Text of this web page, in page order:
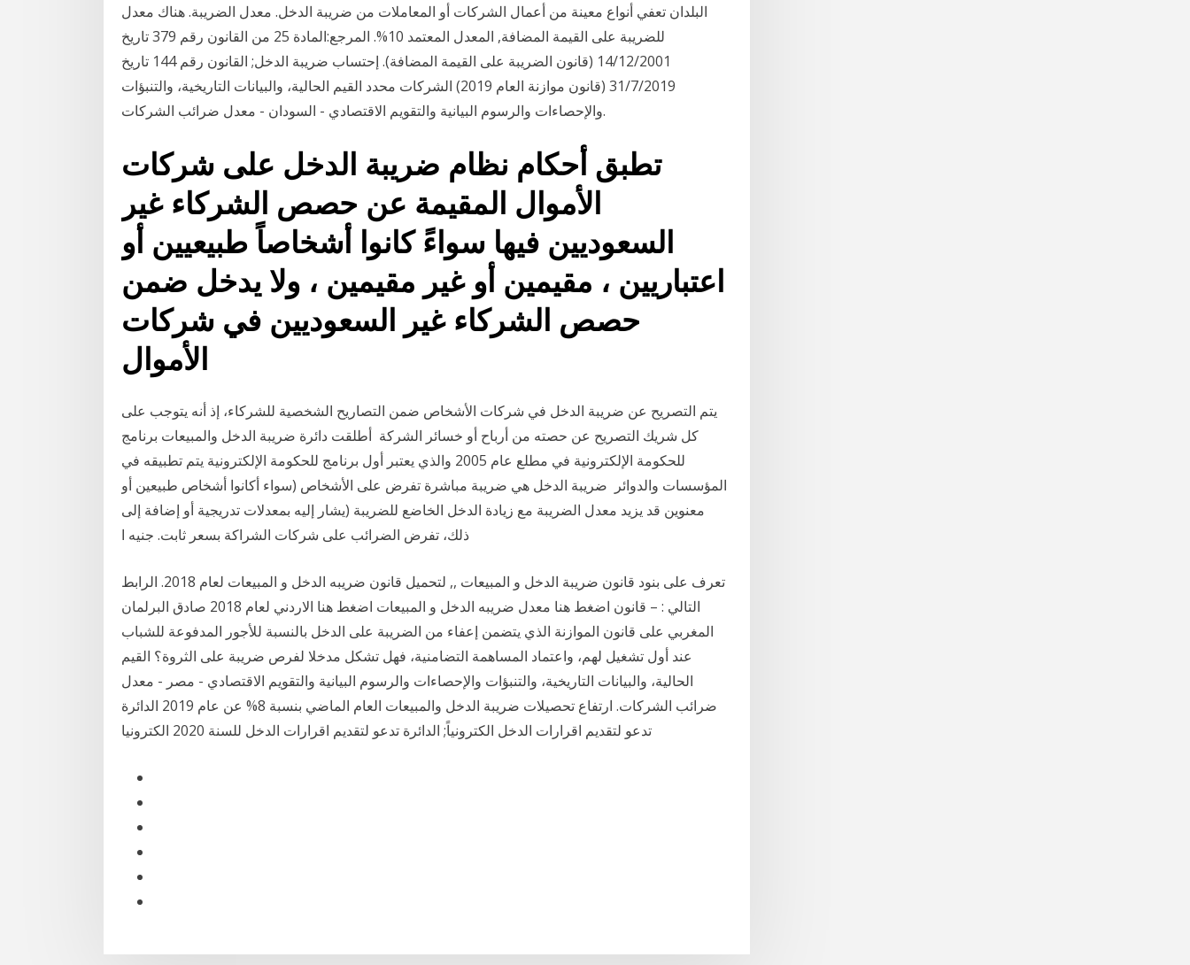
البلدان تعفي أنواع معينة من أعمال الشركات أو المعاملات من ضريبة الدخل. معدل الضريبة. هناك معدل
للضريبة على القيمة المضافة, المعدل المعتمد 10%. المرجع:المادة 25 من القانون رقم 379 تاريخ
14/12/2001 (قانون الضريبة على القيمة المضافة). إحتساب ضريبة الدخل; القانون رقم 144 تاريخ
31/7/2019 (قانون موازنة العام 2019) الشركات محدد القيم الحالية، والبيانات التاريخية، والتنبؤات
والإحصاءات والرسوم البيانية والتقويم الاقتصادي - السودان - معدل ضرائب الشركات.
تطبق أحكام نظام ضريبة الدخل على شركات
الأموال المقيمة عن حصص الشركاء غير
السعوديين ‏فيها سواءً كانوا أشخاصاً طبيعيين أو
اعتباريين ، مقيمين أو غير مقيمين ، ولا يدخل ضمن
حصص ‏الشركاء غير السعوديين في شركات
الأموال
يتم التصريح عن ضريبة الدخل في شركات الأشخاص ضمن التصاريح الشخصية للشركاء، إذ أنه يتوجب على
كل شريك التصريح عن حصته من أرباح أو خسائر الشركة أطلقت دائرة ضريبة الدخل والمبيعات برنامج
للحكومة الإلكترونية في مطلع عام 2005 والذي يعتبر أول برنامج للحكومة الإلكترونية يتم تطبيقه في
المؤسسات والدوائر ضريبة الدخل هي ضريبة مباشرة تفرض على الأشخاص (سواء أكانوا أشخاص طبيعين أو
معنوين قد يزيد معدل الضريبة مع زيادة الدخل الخاضع للضريبة (يشار إليه بمعدلات تدريجية أو إضافة إلى
ذلك، تفرض الضرائب على شركات الشراكة بسعر ثابت. جنيه ا
تعرف على بنود قانون ضريبة الدخل و المبيعات ,, لتحميل قانون ضريبه الدخل و المبيعات لعام 2018. الرابط
التالي : – قانون اضغط هنا معدل ضريبه الدخل و المبيعات اضغط هنا الاردني لعام 2018 صادق البرلمان
المغربي على قانون الموازنة الذي يتضمن إعفاء من الضريبة على الدخل بالنسبة للأجور المدفوعة للشباب
عند أول تشغيل لهم، واعتماد المساهمة التضامنية، فهل تشكل مدخلا لفرص ضريبة على الثروة؟ القيم
الحالية، والبيانات التاريخية، والتنبؤات والإحصاءات والرسوم البيانية والتقويم الاقتصادي - مصر - معدل
ضرائب الشركات. ارتفاع تحصيلات ضريبة الدخل والمبيعات العام الماضي بنسبة 8% عن عام 2019‏ الدائرة
تدعو لتقديم اقرارات الدخل الكترونياً; الدائرة تدعو لتقديم اقرارات الدخل للسنة 2020 الكترونيا‏